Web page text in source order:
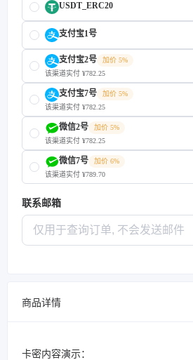
USDT_ERC20
支付宝1号
支付宝2号
加价 5%
该渠道实付 ¥782.25
支付宝7号
加价 5%
该渠道实付 ¥782.25
微信2号
加价 5%
该渠道实付 ¥782.25
微信7号
加价 6%
该渠道实付 ¥789.70
联系邮箱
商品详情
卡密内容演示：